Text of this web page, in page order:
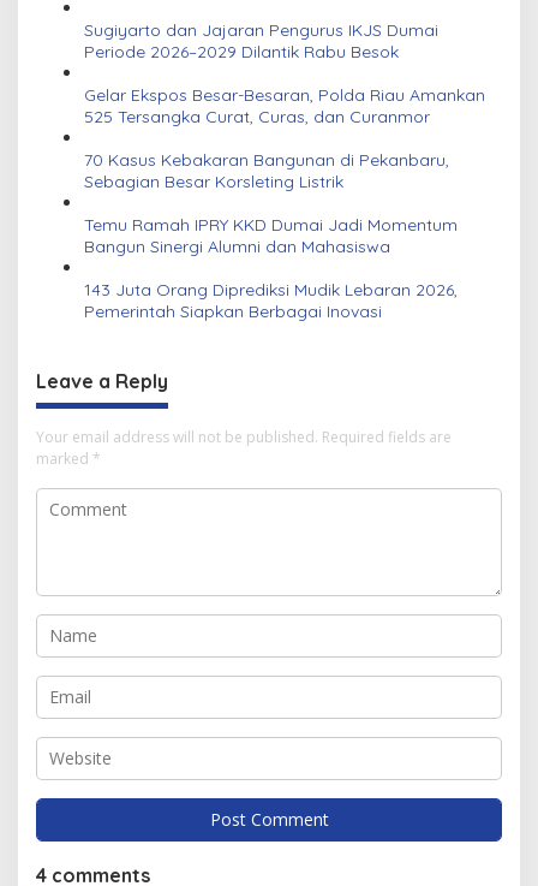
Sugiyarto dan Jajaran Pengurus IKJS Dumai
Periode 2026–2029 Dilantik Rabu Besok
Gelar Ekspos Besar-Besaran, Polda Riau Amankan
525 Tersangka Curat, Curas, dan Curanmor
70 Kasus Kebakaran Bangunan di Pekanbaru,
Sebagian Besar Korsleting Listrik
Temu Ramah IPRY KKD Dumai Jadi Momentum
Bangun Sinergi Alumni dan Mahasiswa
143 Juta Orang Diprediksi Mudik Lebaran 2026,
Pemerintah Siapkan Berbagai Inovasi
Leave a Reply
Your email address will not be published. Required fields are
marked *
4 comments